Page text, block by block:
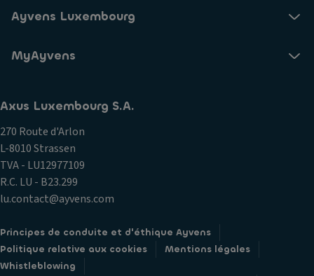
Ayvens Luxembourg
MyAyvens
Axus Luxembourg S.A.
270 Route d'Arlon
L-8010 Strassen
TVA - LU12977109
R.C. LU - B23.299
lu.contact@ayvens.com
Principes de conduite et d'éthique Ayvens
Politique relative aux cookies
Mentions légales
Whistleblowing